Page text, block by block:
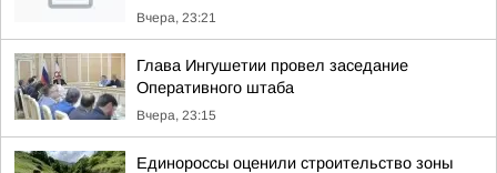
Вчера, 23:21
Глава Ингушетии провел заседание
Оперативного штаба
Вчера, 23:15
Единороссы оценили строительство зоны